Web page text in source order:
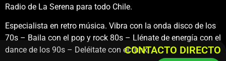
Radio de La Serena para todo Chile.
Especialista en retro música. Vibra con la onda disco de los
70s – Baila con el pop y rock 80s – Llénate de energía con el
dance de los 90s – Deléitate con el funk.CONTACTO DIRECTO